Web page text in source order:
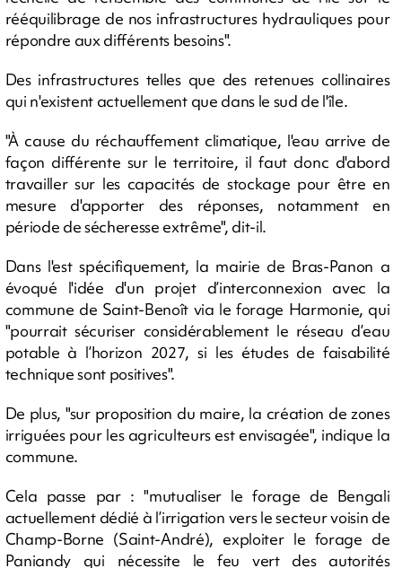
rééquilibrage de nos infrastructures hydrauliques pour
répondre aux différents besoins".
Des infrastructures telles que des retenues collinaires
qui n'existent actuellement que dans le sud de l'île.
"À cause du réchauffement climatique, l'eau arrive de
façon différente sur le territoire, il faut donc d'abord
travailler sur les capacités de stockage pour être en
mesure d'apporter des réponses, notamment en
période de sécheresse extrême", dit-il.
Dans l'est spécifiquement, la mairie de Bras-Panon a
évoqué l'idée d'un projet d’interconnexion avec la
commune de Saint-Benoît via le forage Harmonie, qui
"pourrait sécuriser considérablement le réseau d’eau
potable à l’horizon 2027, si les études de faisabilité
technique sont positives".
De plus, "sur proposition du maire, la création de zones
irriguées pour les agriculteurs est envisagée", indique la
commune.
Cela passe par : "mutualiser le forage de Bengali
actuellement dédié à l’irrigation vers le secteur voisin de
Champ-Borne (Saint-André), exploiter le forage de
Paniandy qui nécessite le feu vert des autorités